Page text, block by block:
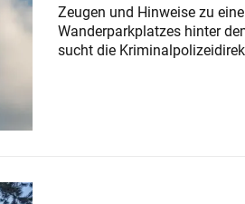
Zeugen und Hinweise zu
Wanderparkplatzes hinter
sucht die